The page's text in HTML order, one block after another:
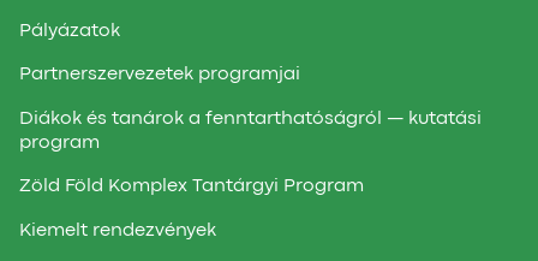
Pályázatok
Partnerszervezetek programjai
Diákok és tanárok a fenntarthatóságról — kutatási
program
Zöld Föld Komplex Tantárgyi Program
Kiemelt rendezvények